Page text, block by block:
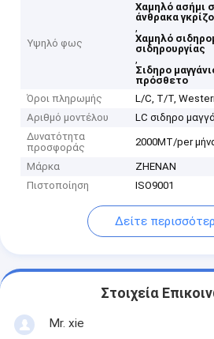
Υψηλό φως
Χαμηλό ασήμι
άνθρακα γκρίζο
,
Χαμηλό
σιδηρουργίας
,
Σιδηρο
πρόσθετο
Όροι πληρωμής
L/C, T/T,
Αριθμό μοντέλου
LC σιδηρο
Δυνατότητα
προσφοράς
2000MT/per
Μάρκα
ZHENAN
Πιστοποίηση
ISO9001
Δείτε
Στοιχεία
Mr. xie